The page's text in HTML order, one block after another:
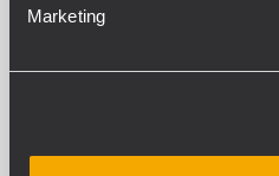
Marketing
NEODYM-KOMPRESSIONSTREIBER
MIT 1,7-ZOLL-SCHWINGSPULE